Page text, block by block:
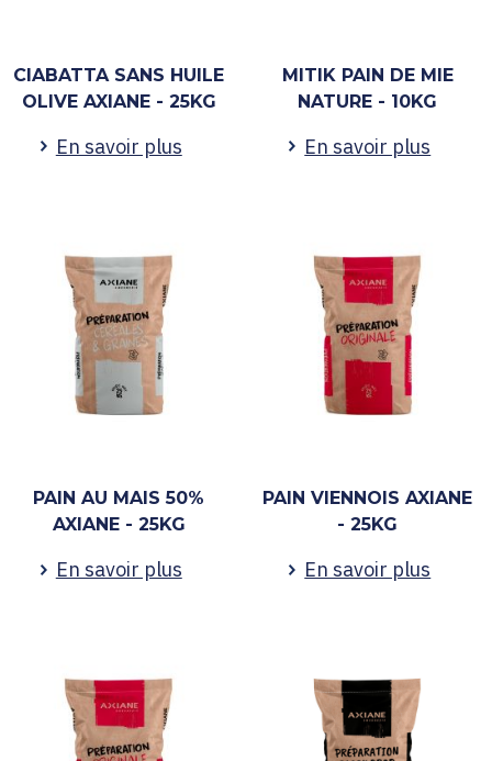
CIABATTA SANS HUILE
OLIVE AXIANE - 25KG
En savoir plus
MITIK PAIN DE MIE
NATURE - 10KG
En savoir plus
PAIN AU MAIS 50%
AXIANE - 25KG
En savoir plus
PAIN VIENNOIS AXIANE
- 25KG
En savoir plus